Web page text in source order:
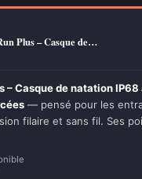
Plus – Casque de…
– Casque de natation
— pensé pour les
filaire et sans fil. Ses